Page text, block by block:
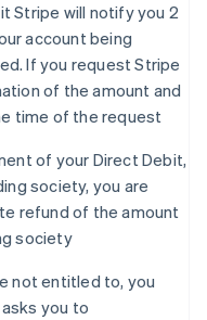
Stripe will notify you 2
account being
If you request Stripe
of the amount and
time of the request
of your Direct Debit,
society, you are
refund of the amount
society
not entitled to, you
you to